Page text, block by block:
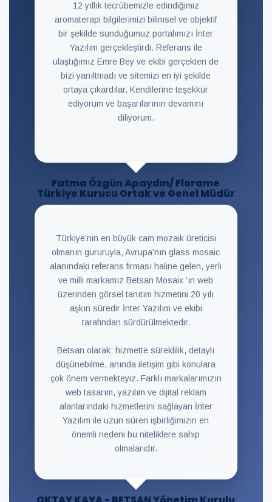
12 yıllık tecrübemizle edindiğimiz
aromaterapi bilgilerimizi bilimsel ve objektif
bir şekilde sunduğumuz portalımızı İnter
Yazılım gerçekleştirdi. Referans ile
ulaştığımız Emre Bey ve ekibi gerçekten de
bizi yanıltmadı ve sitemizi en iyi şekilde
ortaya çıkardılar. Kendilerine teşekkür
ediyorum ve başarılarının devamını
diliyorum.
Fatma Özgün Apaydın/ Florame
Türkiye Kurucu Ortak ve Genel Müdür
Türkiye’nin en büyük cam mozaik üreticisi
olmanın gururuyla, Avrupa’nın glass mosaic
alanındaki referans firması haline gelen, yerli
ve milli markamız Betsan Mosaix ‘ın web
üzerinden görsel tanıtım hizmetini 20 yılı
aşkın süredir İnter Yazılım ve ekibi
tarafından sürdürülmektedir.
Betsan olarak; hizmette süreklilik, detaylı
düşünebilme, anında iletişim gibi konulara
çok önem vermekteyiz. Farklı markalarımızın
web tasarım, yazılım ve dijital reklam
alanlarındaki hizmetlerini sağlayan İnter
Yazılım ile uzun süren işbirliğimizin en
önemli nedeni bu niteliklere sahip
olmalarıdır.